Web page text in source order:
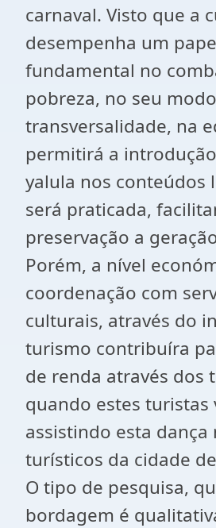
carnaval. Visto que a
desempenha um
fundamental no
pobreza, no seu
transversalidade, na
permitirá a
yalula nos conteúdos
será praticada,
preservação a
Porém, a nível
coordenação com
culturais, através do
turismo contribuíra
de renda através dos
quando estes turistas
assistindo esta dança
turísticos da cidade
O tipo de pesquisa,
bordagem é